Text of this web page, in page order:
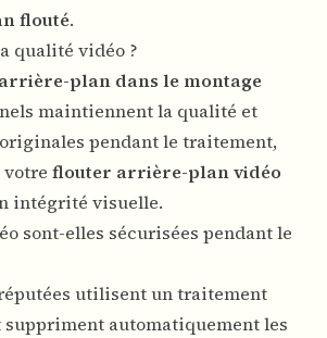
flouté.
qualité vidéo ?
plan dans le montage
maintiennent la qualité et
pendant le traitement,
flouter arrière-plan vidéo
intégrité visuelle.
sont-elles sécurisées pendant le
utilisent un traitement
suppriment automatiquement les